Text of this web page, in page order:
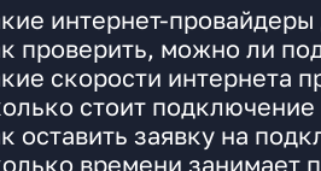
интернет-
проверить, можно ли
скорости интернета
стоит подключение
оставить заявку на
времени занимает